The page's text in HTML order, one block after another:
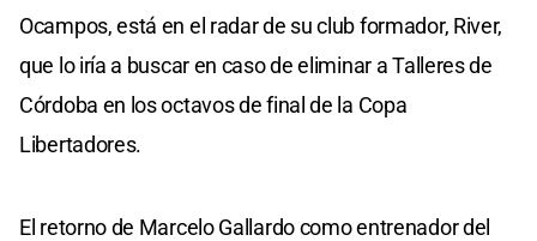
Ocampos, está en el radar de su club formador, River,
que lo iría a buscar en caso de eliminar a Talleres de
Córdoba en los octavos de final de la Copa
Libertadores.
El retorno de Marcelo Gallardo como entrenador del